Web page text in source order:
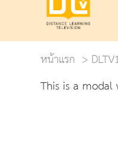
หน้าแรก
This is a modal